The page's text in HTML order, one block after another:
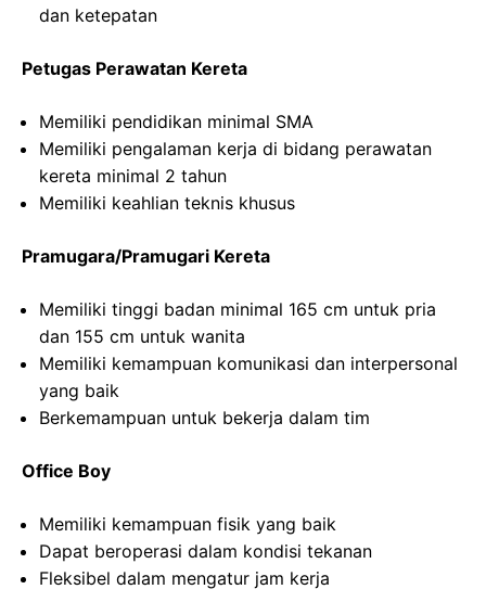
dan ketepatan
Petugas Perawatan Kereta
Memiliki pendidikan minimal SMA
Memiliki pengalaman kerja di bidang perawatan
kereta minimal 2 tahun
Memiliki keahlian teknis khusus
Pramugara/Pramugari Kereta
Memiliki tinggi badan minimal 165 cm untuk pria
dan 155 cm untuk wanita
Memiliki kemampuan komunikasi dan interpersonal
yang baik
Berkemampuan untuk bekerja dalam tim
Office Boy
Memiliki kemampuan fisik yang baik
Dapat beroperasi dalam kondisi tekanan
Fleksibel dalam mengatur jam kerja